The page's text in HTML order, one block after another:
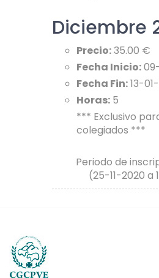
Diciembre
Precio:35.00 €
Fecha Inicio:
Fecha Fin:13-
Horas: 5
*** Exclusivo
colegiados ***
Periodo de
(25-11-2020 a